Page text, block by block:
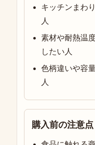
キッチンまわ
人
素材や耐熱温
したい人
色柄違いや容
人
購入前の注意点